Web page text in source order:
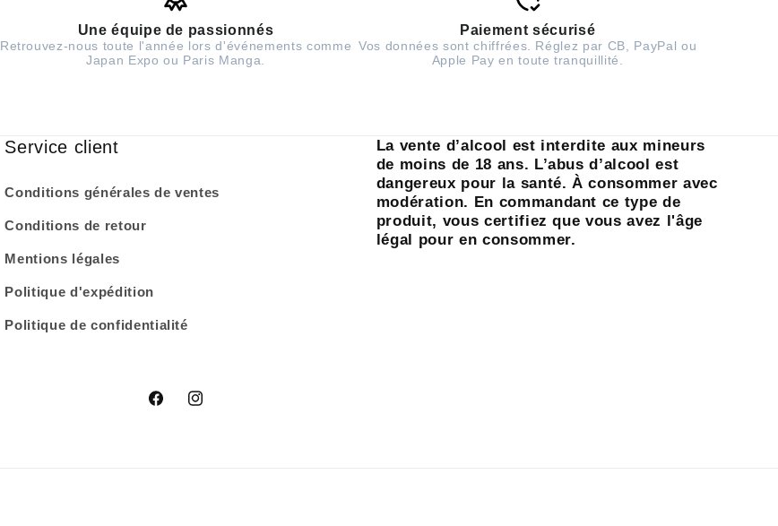
Une équipe de passionnés
Retrouvez-nous toute l'année lors d'événements comme
Japan Expo ou Paris Manga.
Paiement sécurisé
Vos données sont chiffrées. Réglez par CB, PayPal ou
Apple Pay en toute tranquillité.
Service client
Conditions générales de ventes
Conditions de retour
Mentions légales
Politique d'expédition
Politique de confidentialité
La vente d’alcool est interdite aux mineurs
de moins de 18 ans. L’abus d’alcool est
dangereux pour la santé. À consommer avec
modération. En commandant ce type de
produit, vous certifiez que vous avez l'âge
légal pour en consommer.
FacebookInstagram